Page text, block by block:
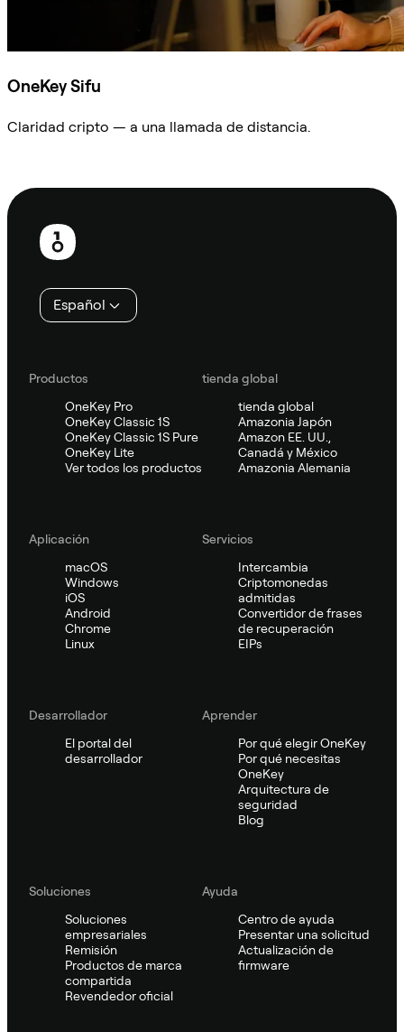
OneKey Sifu
Claridad cripto — a una llamada de distancia.
Pie
página
Español
Productos
OneKey Pro
OneKey Classic 1S
OneKey Classic 1S Pure
OneKey Lite
Ver todos los productos
tienda global
tienda global
Amazonia Japón
Amazon EE. UU.,
Canadá y México
Amazonia Alemania
Aplicación
macOS
Windows
iOS
Android
Chrome
Linux
Servicios
Intercambia
Criptomonedas
admitidas
Convertidor de frases
de recuperación
EIPs
Desarrollador
El portal del
desarrollador
Aprender
Por qué elegir OneKey
Por qué necesitas
OneKey
Arquitectura de
seguridad
Blog
Soluciones
Soluciones
empresariales
Remisión
Productos de marca
compartida
Revendedor oficial
Ayuda
Centro de ayuda
Presentar una solicitud
Actualización de
firmware